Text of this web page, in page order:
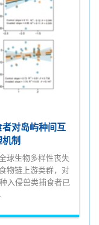
对岛屿种间互
制
球生物多样性丧失
物链上游类群，对
入侵兽类捕食者已